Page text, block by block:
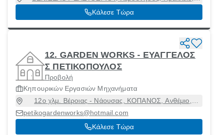
70014
Κάλεσε Τώρα
12. GARDEN WORKS - ΕΥΑΓΓΕΛΟΣ
Σ ΠΕΤΙΚΟΠΟΥΛΟΣ
Προβολή
Κηπουρικών Εργασιών Μηχανήματα
12ο χλμ. Βέροιας - Νάουσας, ΚΟΠΑΝΟΣ, Ανθέμιο,
Ημαθία, 59035
petikogardenworks@hotmail.com
Κάλεσε Τώρα